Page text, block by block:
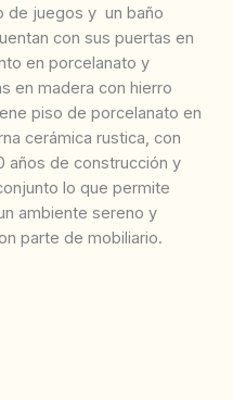
de juegos y un baño
con sus puertas en
en porcelanato y
en madera con hierro
piso de porcelanato en
cerámica rustica, con
años de construcción y
lo que permite
ambiente sereno y
parte de mobiliario.